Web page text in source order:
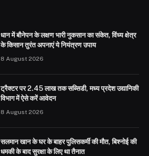
धान में बौनेपन के लक्षण भारी नुकसान का संकेत, विंध्य क्षेत्र
के किसान तुरंत अपनाएं ये नियंत्रण उपाय
8 August 2026
ट्रैक्टर पर 2.45 लाख तक सब्सिडी, मध्य प्रदेश उद्यानिकी
विभाग में ऐसे करें आवेदन
8 August 2026
सलमान खान के घर के बाहर पुलिसकर्मी की मौत, बिश्नोई की
धमकी के बाद सुरक्षा के लिए था तैनात